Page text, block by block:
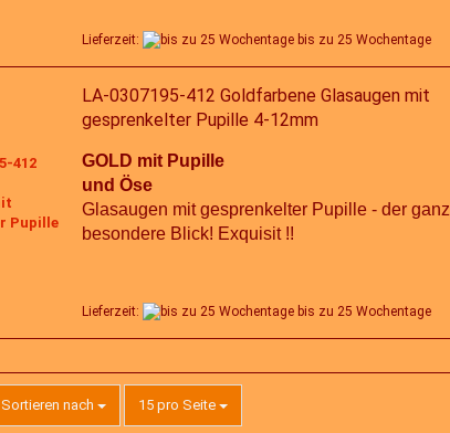
Lieferzeit: bis zu 25 Wochentage
LA-0307195-412 Goldfarbene Glasaugen mit
gesprenkelter Pupille 4-12mm
GOLD mit Pupille
und Öse
Glasaugen mit gesprenkelter Pupille - der ganz
besondere Blick! Exquisit !!
Lieferzeit: bis zu 25 Wochentage
Sortieren nach
Sortieren nach 15 pro Seite
pro Seite